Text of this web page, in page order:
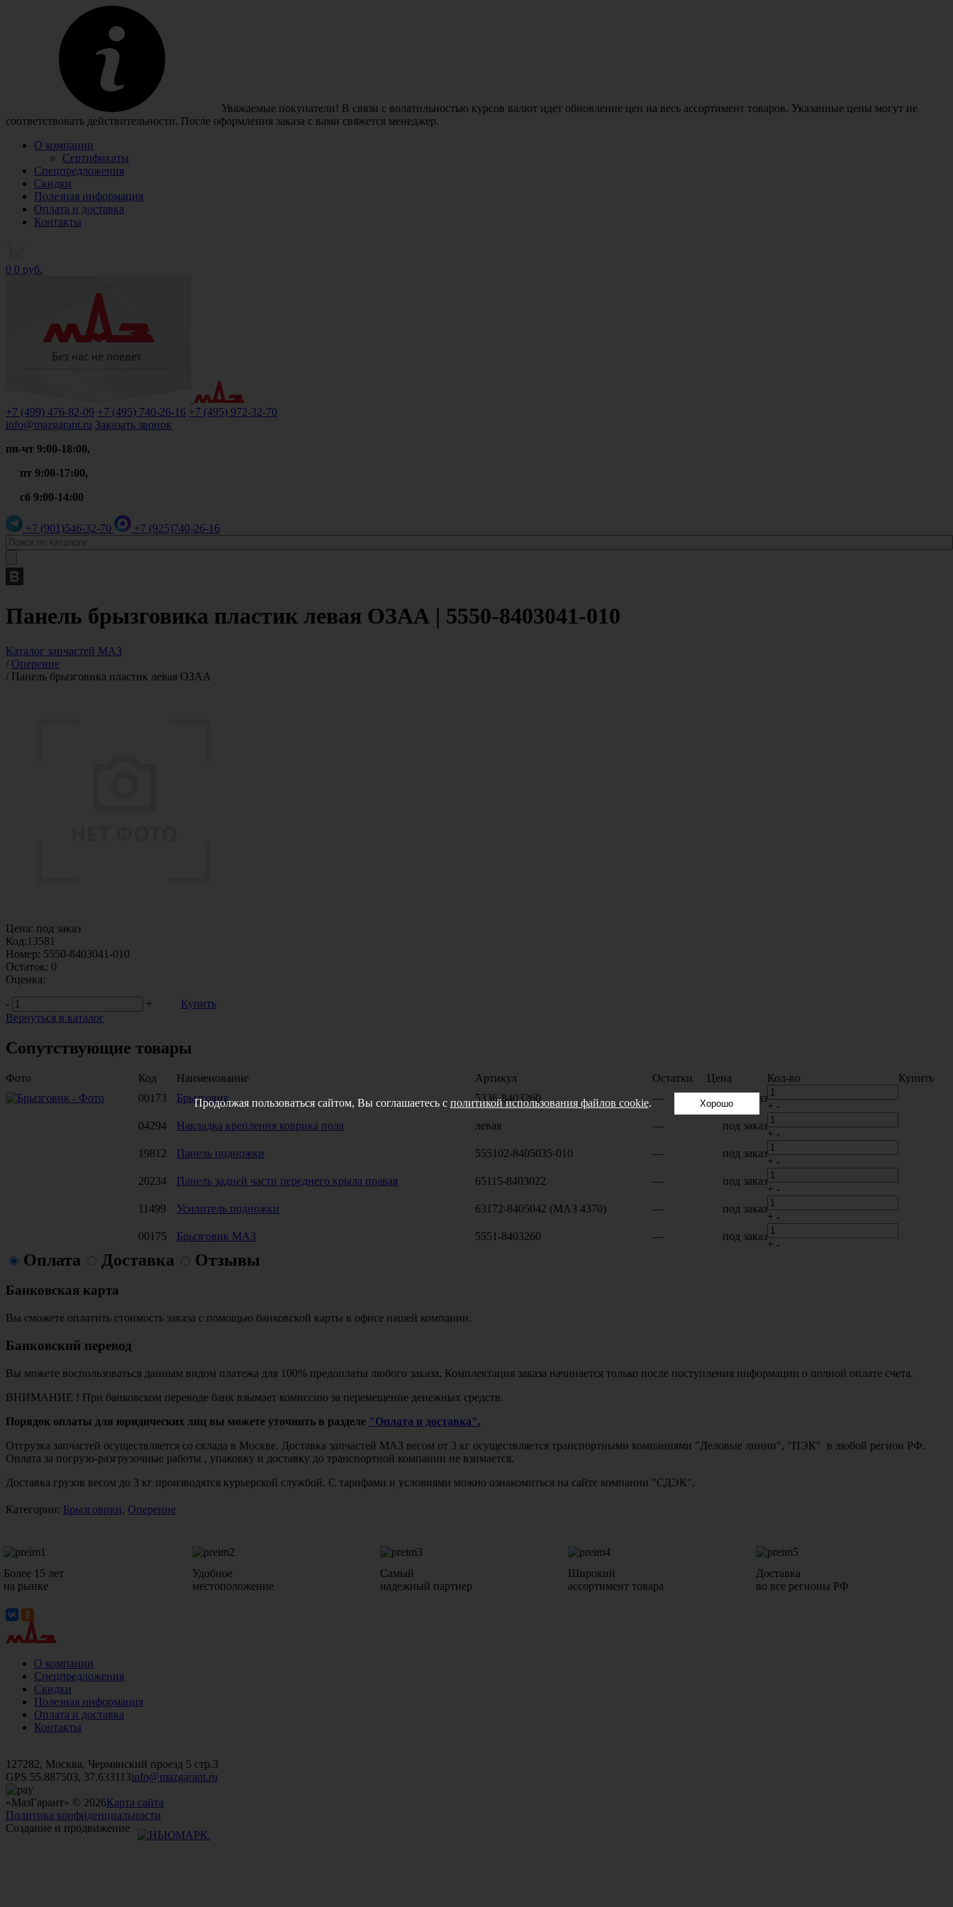
Уважаемые покупатели! В связи с волатильностью курсов валют идет обновление цен на весь ассортимент товаров. Указанные цены могут не
соответствовать действительности. После оформления заказа с вами свяжется менеджер.
О компании
Сертификаты
Спецпредложения
Скидки
Полезная информация
Оплата и доставка
Контакты
0 0 руб.
+7 (499) 476-82-09 +7 (495) 740-26-16 +7 (495) 972-32-70
info@mazgarant.ru Заказать звонок
пн-чт 9:00-18:00,
пт 9:00-17:00,
сб 9:00-14:00
+7 (901)546-32-70 +7 (925)740-26-16
Панель брызговика пластик левая ОЗАА | 5550-8403041-010
Каталог запчастей МАЗ
/ Оперение
/ Панель брызговика пластик левая ОЗАА
Цена: под заказ
Код:13581
Номер: 5550-8403041-010
Остаток: 0
Оценка:
-
+
Купить
Вернуться в каталог
Сопутствующие товары
Фото Код Наименование Артикул Остатки Цена Кол-во
Купить
00173
Брызговик 5336-8403260 — под заказ
+ -
04294
Накладка крепления коврика пола левая — под заказ
+ -
19812
Панель подножки 555102-8405035-010 — под заказ
+ -
20234
Панель задней части переднего крыла правая 65115-8403022 — под заказ
+ -
11499
Усилитель подножки 63172-8405042 (МАЗ 4370) — под заказ
+ -
00175
Брызговик МАЗ 5551-8403260 — под заказ
+ -
Оплата Доставка Отзывы
Банковская карта
Вы сможете оплатить стоимость заказа с помощью банковской карты в офисе нашей компании.
Банковский перевод
Вы можете воспользоваться данным видом платежа для 100% предоплаты любого заказа. Комплектация заказа начинается только после поступления информации о полной оплате счета.
ВНИМАНИЕ ! При банковском переводе банк взымает комиссию за перемещение денежных средств.
Порядок оплаты для юридических лиц вы можете уточнить в разделе "Оплата и доставка".
Отгрузка запчастей осуществляется со склада в Москве. Доставка запчастей МАЗ весом от 3 кг осуществляется транспортными компаниями "Деловые линии", "ПЭК" в любой регион РФ.
Оплата за погрузо-разгрузочные работы , упаковку и доставку до транспортной компании не взимается.
Доставка грузов весом до 3 кг производятся курьерской службой. С тарифами и условиями можно ознакомиться на сайте компании "СДЭК".
Категории: Брызговики, Оперение
Более 15 лет
на рынке
Удобное
местоположение
Самый
надежный партнер
Широкий
ассортимент товара
Доставка
во все регионы РФ
О компании
Спецпредложения
Скидки
Полезная информация
Оплата и доставка
Контакты
127282, Москва, Чермянский проезд 5 стр.3
GPS 55.887503, 37.633113info@mazgarant.ru
«МазГарант» © 2026Карта сайта
Политика конфиденциальности
Создание и продвижение
Продолжая пользоваться сайтом, Вы соглашаетесь с политикой использования файлов cookie. Хорошо